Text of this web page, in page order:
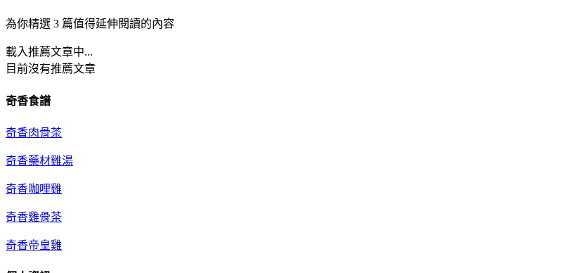
為你精選 3 篇值得延伸閱讀的內容
載入推薦文章中...
目前沒有推薦文章
奇香食譜
奇香肉骨茶
奇香藥材雞湯
奇香咖哩雞
奇香雞骨茶
奇香帝皇雞